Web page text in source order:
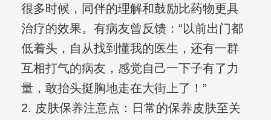
很多时候，同伴的理解和鼓励比药物更具
治疗的效果。有病友曾反馈：“以前出门都
低着头，自从找到懂我的医生，还有一群
互相打气的病友，感觉自己一下子有了力
量，敢抬头挺胸地走在大街上了！”
2. 皮肤保养注意点：日常的保养皮肤至关